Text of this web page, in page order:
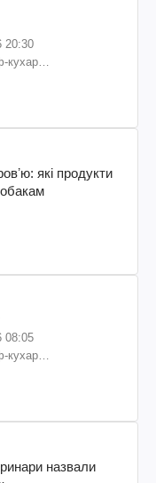
20:30
кухар
які продукти
08:05
кухар
назвали